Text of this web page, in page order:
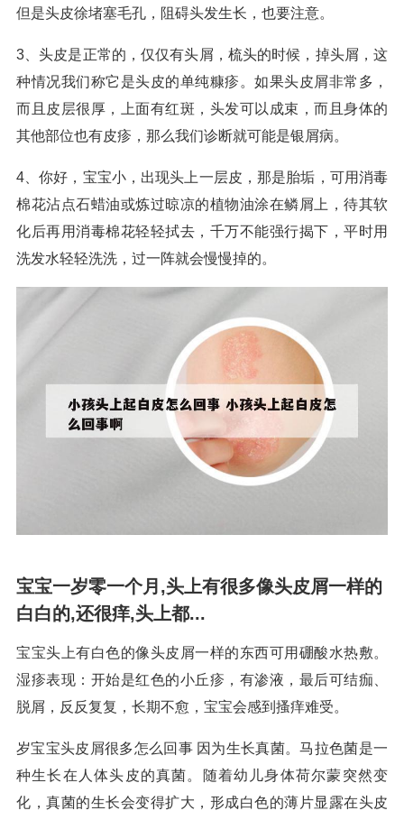
但是头皮徐堵塞毛孔，阻碍头发生长，也要注意。
3、头皮是正常的，仅仅有头屑，梳头的时候，掉头屑，这
种情况我们称它是头皮的单纯糠疹。如果头皮屑非常多，
而且皮层很厚，上面有红斑，头发可以成束，而且身体的
其他部位也有皮疹，那么我们诊断就可能是银屑病。
4、你好，宝宝小，出现头上一层皮，那是胎垢，可用消毒
棉花沾点石蜡油或炼过晾凉的植物油涂在鳞屑上，待其软
化后再用消毒棉花轻轻拭去，千万不能强行揭下，平时用
洗发水轻轻洗洗，过一阵就会慢慢掉的。
宝宝一岁零一个月,头上有很多像头皮屑一样的
白白的,还很痒,头上都...
宝宝头上有白色的像头皮屑一样的东西可用硼酸水热敷。
湿疹表现：开始是红色的小丘疹，有渗液，最后可结痂、
脱屑，反反复复，长期不愈，宝宝会感到搔痒难受。
岁宝宝头皮屑很多怎么回事 因为生长真菌。马拉色菌是一
种生长在人体头皮的真菌。随着幼儿身体荷尔蒙突然变
化，真菌的生长会变得扩大，形成白色的薄片显露在头皮